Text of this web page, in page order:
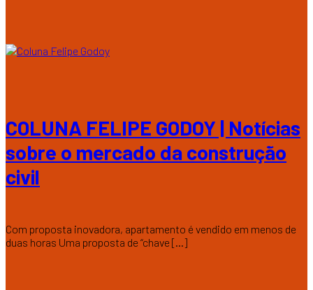
COLUNA FELIPE GODOY | Notícias
sobre o mercado da construção
civil
Com proposta inovadora, apartamento é vendido em menos de
duas horas Uma proposta de “chave [...]